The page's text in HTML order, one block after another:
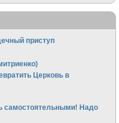
приступ
Церковь в
самостоятельными! Надо